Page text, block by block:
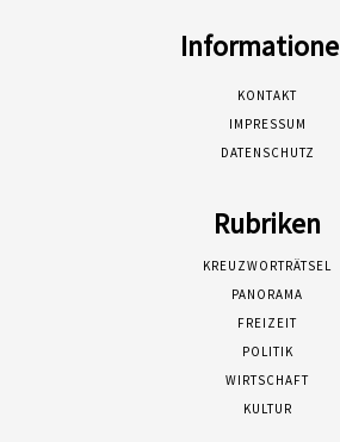
KONTAKT
IMPRESSUM
DATENSCHUTZ
Rubriken
KREUZWORTRÄTSEL
PANORAMA
FREIZEIT
POLITIK
WIRTSCHAFT
KULTUR